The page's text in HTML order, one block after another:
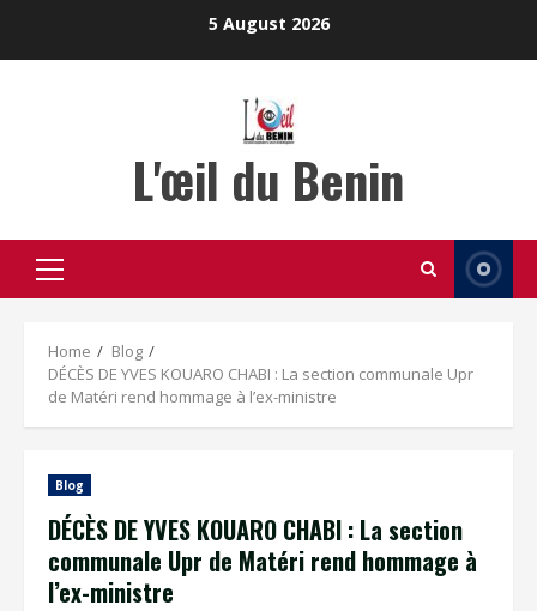
5 August 2026
L'œil du Benin
Primary
Menu
Home
Blog
DÉCÈS DE YVES KOUARO CHABI : La section communale Upr
de Matéri rend hommage à l’ex-ministre
Blog
DÉCÈS DE YVES KOUARO CHABI : La section
communale Upr de Matéri rend hommage à
l’ex-ministre